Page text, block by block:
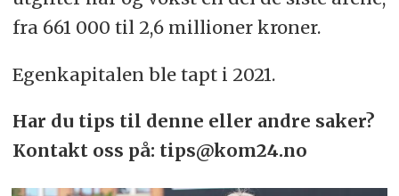
fra 661 000 til 2,6 millioner kroner.
Egenkapitalen ble tapt i 2021.
Har du tips til denne eller andre saker?
Kontakt oss på: tips@kom24.no